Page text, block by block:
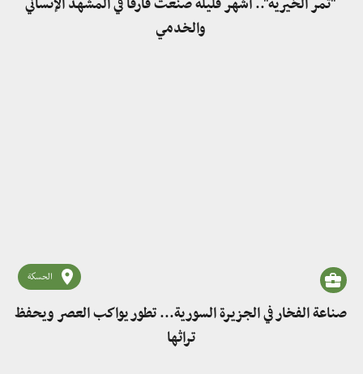
والخدمي
الحسكة
صناعة الفخار في الجزيرة السورية... تطور يواكب العصر ويحفظ
تراثها